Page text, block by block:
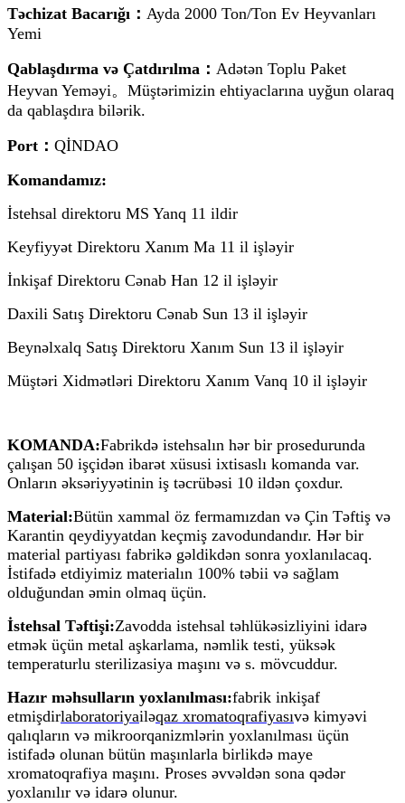
Təchizat Bacarığı： Ayda 2000 Ton/Ton Ev Heyvanları
Yemi
Qablaşdırma və Çatdırılma： Adətən Toplu Paket
Heyvan Yeməyi。Müştərimizin ehtiyaclarına uyğun olaraq
da qablaşdıra bilərik.
Port： QİNDAO
Komandamız:
İstehsal direktoru MS Yanq 11 ildir
Keyfiyyət Direktoru Xanım Ma 11 il işləyir
İnkişaf Direktoru Cənab Han 12 il işləyir
Daxili Satış Direktoru Cənab Sun 13 il işləyir
Beynəlxalq Satış Direktoru Xanım Sun 13 il işləyir
Müştəri Xidmətləri Direktoru Xanım Vanq 10 il işləyir
KOMANDA:Fabrikdə istehsalın hər bir prosedurunda
çalışan 50 işçidən ibarət xüsusi ixtisaslı komanda var.
Onların əksəriyyətinin iş təcrübəsi 10 ildən çoxdur.
Material:Bütün xammal öz fermamızdan və Çin Təftiş və
Karantin qeydiyyatdan keçmiş zavodundandır. Hər bir
material partiyası fabrikə gəldikdən sonra yoxlanılacaq.
İstifadə etdiyimiz materialın 100% təbii və sağlam
olduğundan əmin olmaq üçün.
İstehsal Təftişi:Zavodda istehsal təhlükəsizliyini idarə
etmək üçün metal aşkarlama, nəmlik testi, yüksək
temperaturlu sterilizasiya maşını və s. mövcuddur.
Hazır məhsulların yoxlanılması:fabrik inkişaf
etmişdirlaboratoriyailəqaz xromatoqrafiyasıvə kimyəvi
qalıqların və mikroorqanizmlərin yoxlanılması üçün
istifadə olunan bütün maşınlarla birlikdə maye
xromatoqrafiya maşını. Proses əvvəldən sona qədər
yoxlanılır və idarə olunur.